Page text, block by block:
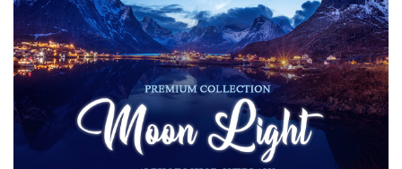
Por favor seleccione
Free Moon Overlay #19
Small 800*533px